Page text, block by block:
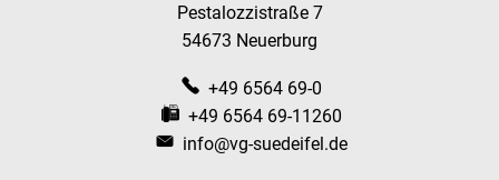
Pestalozzistraße 7
54673 Neuerburg
+49 6564 69-0
+49 6564 69-11260
info@vg-suedeifel.de